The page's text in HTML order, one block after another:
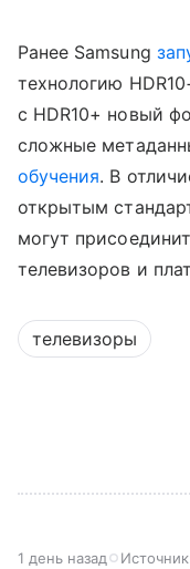
Ранее Samsung
технологию
с HDR10+ новый
сложные
обучения. В
открытым
могут
телевизоров и
телевизоры
1 день назад